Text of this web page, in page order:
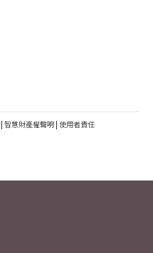
| 智慧財產權聲明 | 使用者責任